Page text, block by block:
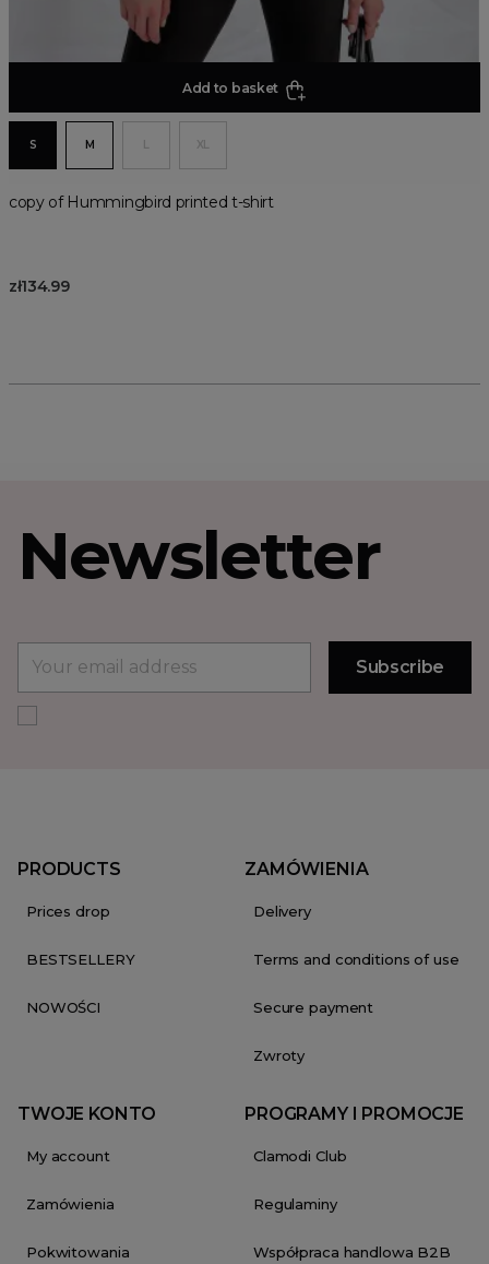
Add to basket
S M L XL
copy of Hummingbird printed t-shirt
zł134.99
Newsletter
PRODUCTS
Prices drop
BESTSELLERY
NOWOŚCI
ZAMÓWIENIA
Delivery
Terms and conditions of use
Secure payment
Zwroty
TWOJE KONTO
My account
Zamówienia
Pokwitowania
PROGRAMY I PROMOCJE
Clamodi Club
Regulaminy
Współpraca handlowa B2B